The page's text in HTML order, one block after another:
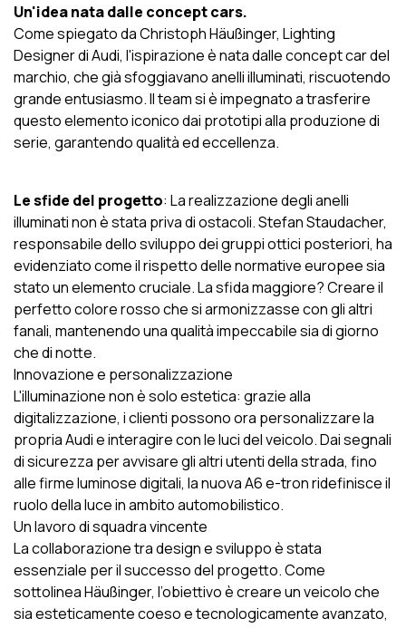
Un'idea nata dalle concept cars.
Come spiegato da Christoph Häußinger, Lighting
Designer di Audi, l'ispirazione è nata dalle concept car del
marchio, che già sfoggiavano anelli illuminati, riscuotendo
grande entusiasmo. Il team si è impegnato a trasferire
questo elemento iconico dai prototipi alla produzione di
serie, garantendo qualità ed eccellenza.
Le sfide del progetto: La realizzazione degli anelli
illuminati non è stata priva di ostacoli. Stefan Staudacher,
responsabile dello sviluppo dei gruppi ottici posteriori, ha
evidenziato come il rispetto delle normative europee sia
stato un elemento cruciale. La sfida maggiore? Creare il
perfetto colore rosso che si armonizzasse con gli altri
fanali, mantenendo una qualità impeccabile sia di giorno
che di notte.
Innovazione e personalizzazione
L'illuminazione non è solo estetica: grazie alla
digitalizzazione, i clienti possono ora personalizzare la
propria Audi e interagire con le luci del veicolo. Dai segnali
di sicurezza per avvisare gli altri utenti della strada, fino
alle firme luminose digitali, la nuova A6 e-tron ridefinisce il
ruolo della luce in ambito automobilistico.
Un lavoro di squadra vincente
La collaborazione tra design e sviluppo è stata
essenziale per il successo del progetto. Come
sottolinea Häußinger, l’obiettivo è creare un veicolo che
sia esteticamente coeso e tecnologicamente avanzato,